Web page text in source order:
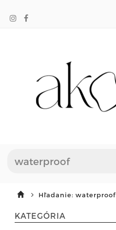
Hľadanie: waterproof
KATEGÓRIA